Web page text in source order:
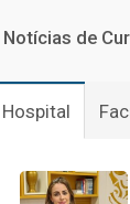
Notícias de
Hospital